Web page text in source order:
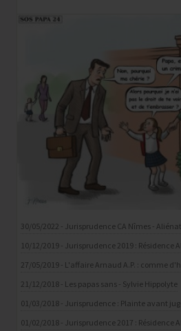
30/05/2022 - Jurisprudence CA Nîmes -
10/12/2019 - Jurisprudence 2019 : Résidence
27/05/2019 - L'affaire Arnaud A.P. : comme
21/12/2018 - Les papas sans - Sylvie Hippolyte
01/03/2018 - Jurisprudence : Plainte avant
01/02/2018 - Jurisprudence 2017 : Résidence